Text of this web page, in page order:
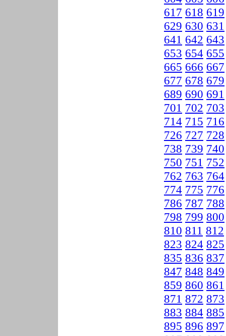
617 618 619
629 630 631
641 642 643
653 654 655
665 666 667
677 678 679
689 690 691
701 702 703
714 715 716
726 727 728
738 739 740
750 751 752
762 763 764
774 775 776
786 787 788
798 799 800
810 811 812
823 824 825
835 836 837
847 848 849
859 860 861
871 872 873
883 884 885
895 896 897